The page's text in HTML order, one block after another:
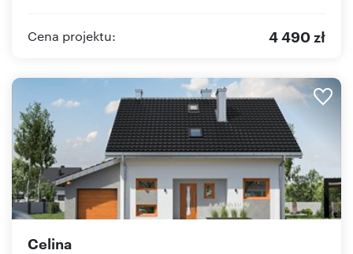
Cena projektu: 4 490 zł
Celina